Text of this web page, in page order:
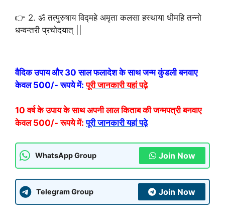
👉 2. ॐ तत्पुरुषाय विद्‍महे अमृता कलसा हस्थाया धीमहि तन्नो
धन्वन्तरी प्रचोदयात् ||
वैदिक उपाय और 30 साल फलादेश के साथ जन्म कुंडली बनवाए
केवल 500/- रूपये में: पूरी जानकारी यहां पढ़े
10 वर्ष के उपाय के साथ अपनी लाल किताब की जन्मपत्री बनवाए
केवल 500/- रूपये में: पूरी जानकारी यहां पढ़े
WhatsApp Group Join Now
Telegram Group Join Now